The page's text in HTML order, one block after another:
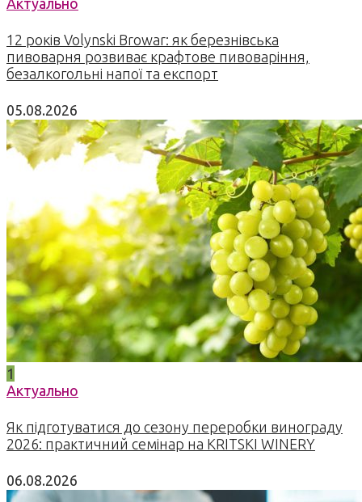
12 років Volynski Browar: як березнівська
пивоварня розвиває крафтове пивоваріння,
безалкогольні напої та експорт
05.08.2026
1
Актуально
Як підготуватися до сезону переробки винограду
2026: практичний семінар на KRITSKI WINERY
06.08.2026